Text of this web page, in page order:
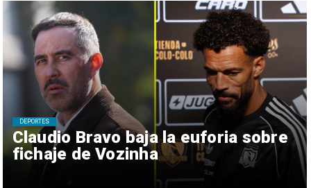
Claudio Bravo baja la euforia sobre
fichaje de Vozinha
DEPORTES